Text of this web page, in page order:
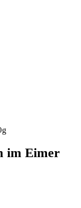
im Eimer